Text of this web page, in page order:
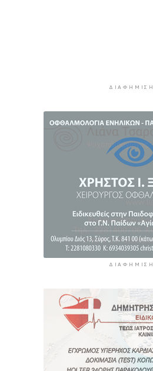
πνίγηκε ο 4χρονος
6 ώρες 10 λεπτά πρίν
ΔΙΑΦΉΜΙΣΗ
ΔΙΑΦΉΜΙΣΗ